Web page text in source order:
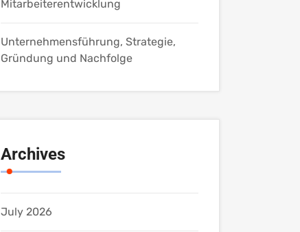
Mitarbeiterentwicklung
Unternehmensführung, Strategie,
Gründung und Nachfolge
Archives
July 2026